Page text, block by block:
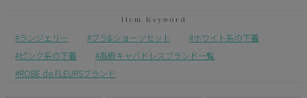
ランジェリー ブラ&ショーツセット
ホワイト系の下着
ピンク系の下着
高級キャバドレスブランド一覧
ROBE de FLEURSブランド